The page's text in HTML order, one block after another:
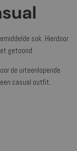
sok. Hierdoor
getoond.
de uiteenlopende
casual outfit.